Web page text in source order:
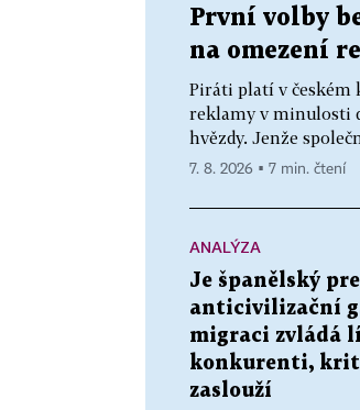
První volby
na omezení
Piráti platí v českém
reklamy v minulosti
hvězdy. Jenže
7. 8. 2026 ▪ 7 min. čtení
ANALÝZA
Je španělský
anticivilizační
migraci zvládá
konkurenti,
zaslouží